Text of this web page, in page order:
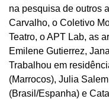
na pesquisa de outros
Carvalho, o Coletivo
Teatro, o APT Lab, as
Emilene Gutierrez,
Trabalhou em
(Marrocos), Julia
(Brasil/Espanha) e